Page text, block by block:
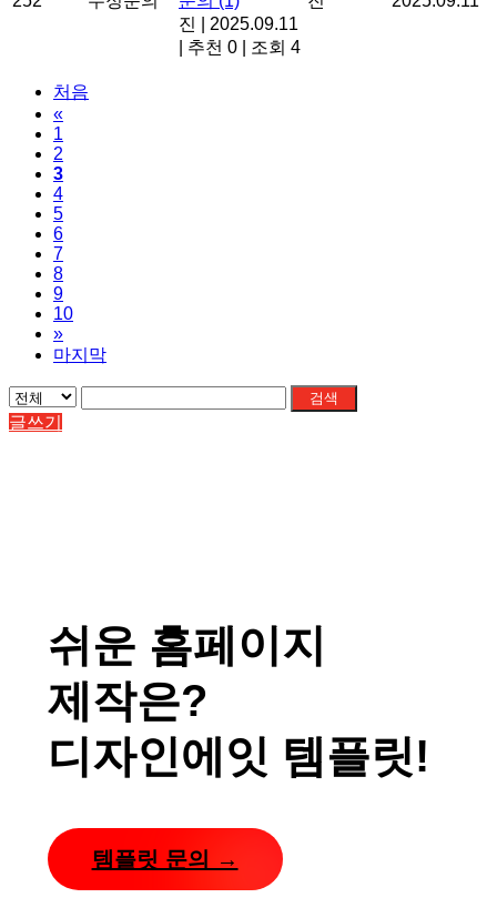
진
2025.09.11
추천 0 조회 4
처음
«
1
2
3
4
5
6
7
8
9
10
»
마지막
검색
글쓰기
쉬운 홈페이지
제작은?
디자인에잇 템플릿!
템플릿 문의 →